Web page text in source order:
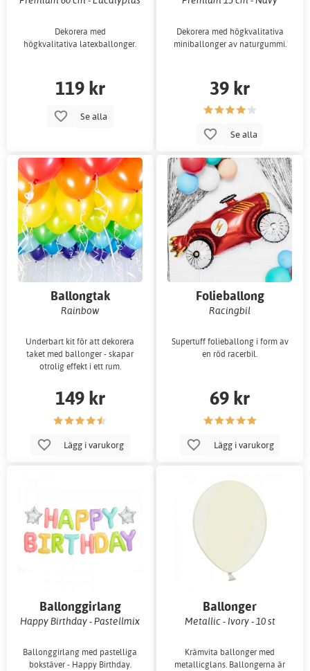
Dekorera med
högkvalitativa latexballonger.
119 kr
Se alla
Dekorera med högkvalitativa
miniballonger av naturgummi.
39 kr
Se alla
Ballongtak
Rainbow
Underbart kit för att dekorera
taket med ballonger - skapar
otrolig effekt i ett rum.
149 kr
Lägg i varukorg
Folieballong
Racingbil
Supertuff folieballong i form av
en röd racerbil.
69 kr
Lägg i varukorg
Ballonggirlang
Happy Birthday - Pastellmix
Ballonggirlang med pastelliga
bokstäver - Happy Birthday.
Ballonger
Metallic - Ivory - 10 st
Krämvita ballonger med
metallicglans. Ballongerna är